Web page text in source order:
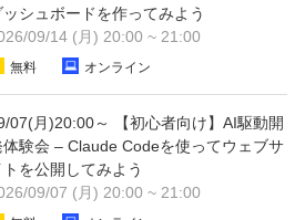
ッシュボードを作ってみよう
09/14 (月) 20:00 ~ 21:00
無料 オンライン
07(月)20:00～ 【初心者向け】AI駆動開
体験会 – Claude Codeを使ってウェブサ
トを公開してみよう
09/07 (月) 20:00 ~ 21:00